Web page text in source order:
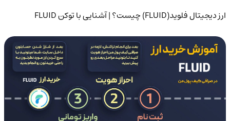
ارز دیجیتال فلوید(FLUID) چیست؟ | آشنایی با توکن FLUID